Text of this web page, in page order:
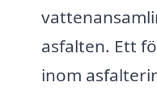
asfalten. Ett
inom